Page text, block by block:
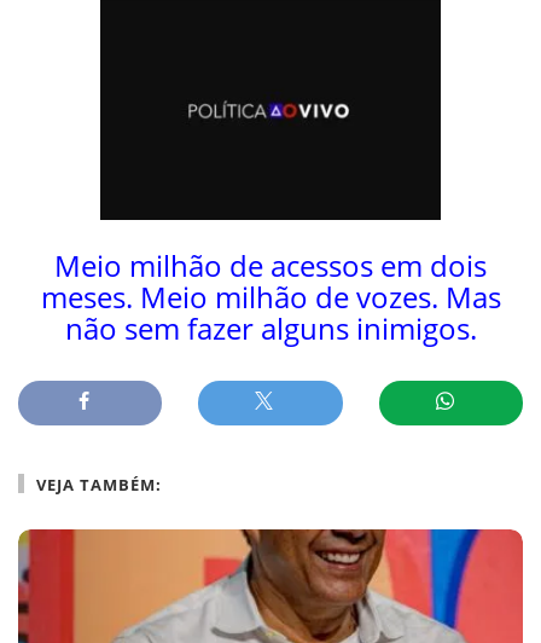
Meio milhão de acessos em dois
meses. Meio milhão de vozes. Mas
não sem fazer alguns inimigos.
VEJA TAMBÉM: